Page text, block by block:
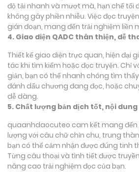
độ tải nhanh và mượt mà, hạn chế tối
không gây phiền nhiễu. Việc đọc
gián đoạn, mang đến trải nghiệm liền
4. Giao diện QADC thân thiện, dễ
Thiết kế giao diện trực quan, hiện đại
tác khi tìm kiếm hoặc đọc truyện. Chỉ
giản, bạn có thể nhanh chóng tìm
đánh dấu chương đang đọc, hoặc
dễ dàng.
5. Chất lượng bản dịch tốt, nội
quaanhdaocuteo cam kết mang đến
lượng với câu chữ chỉn chu, trung
bạn có thể cảm nhận được đúng tinh
Từng câu thoại và tình tiết được
nâng cao trải nghiệm đọc của bạn.